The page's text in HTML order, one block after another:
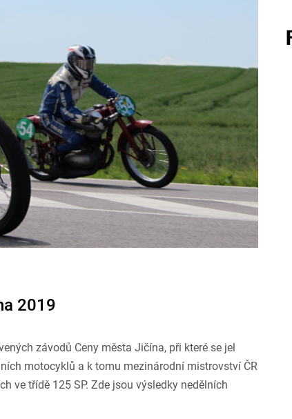
2019
závodů Ceny města Jičína, při které se jel
motocyklů a k tomu mezinárodní mistrovství ČR
ve třídě 125 SP. Zde jsou výsledky nedělních